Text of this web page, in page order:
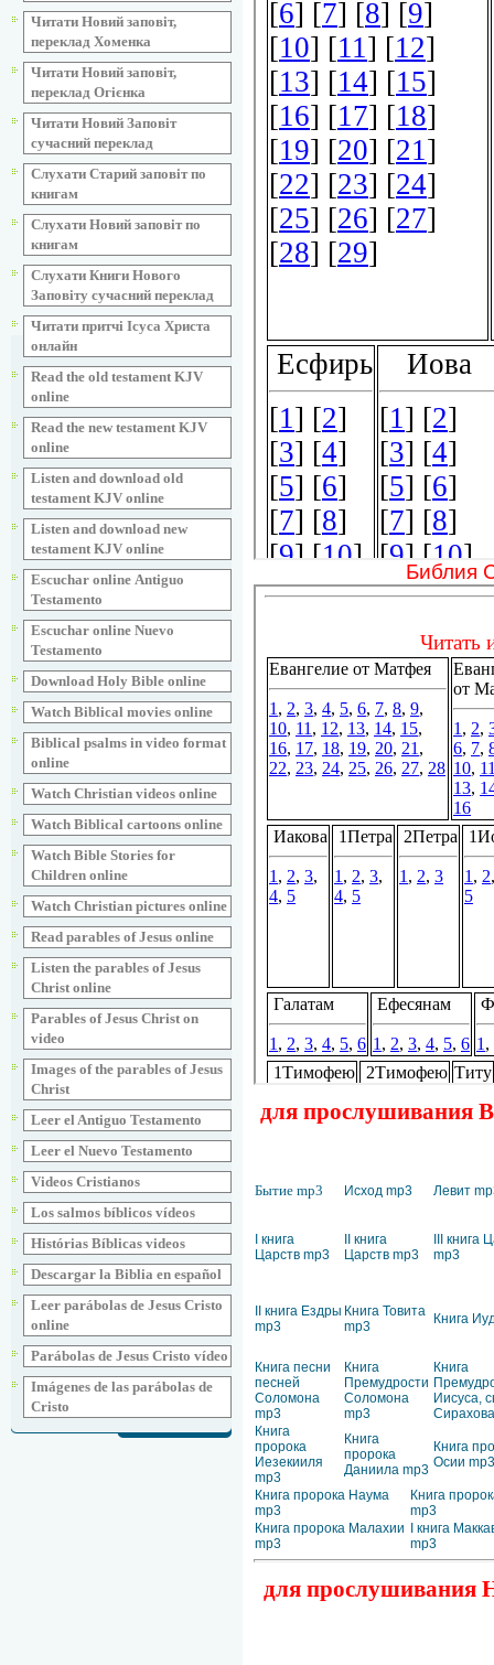
Читати Новий заповіт,
переклад Хоменка
Читати Новий заповіт,
переклад Огієнка
Читати Новий Заповіт
сучасний переклад
Слухати Старий заповіт по
книгам
Слухати Новий заповіт по
книгам
Слухати Книги Нового
Заповіту сучасний переклад
Читати притчі Ісуса Христа
онлайн
Read the old testament KJV
online
Read the new testament KJV
online
Listen and download old
testament KJV online
Listen and download new
testament KJV online
Escuchar online Аntiguo
Testamento
Escuchar online Nuevo
Testamento
Download Holy Bible online
Watch Biblical movies online
Biblical psalms in video format
online
Watch Christian videos online
Watch Biblical cartoons online
Watch Bible Stories for
Children online
Watch Christian pictures online
Read parables of Jesus online
Listen the parables of Jesus
Christ online
Parables of Jesus Christ on
video
Images of the parables of Jesus
Christ
Leer el Antiguo Testamento
Leer el Nuevo Testamento
Videos Cristianos
Los salmos bíblicos vídeos
Histórias Bíblicas videos
Descargar la Biblia en español
Leer parábolas de Jesus Cristo
online
Parábolas de Jesus Cristo vídeo
Imágenes de las parábolas de
Cristo
Библия
для прослушивания
Бытие mp3 Исход mp3 Левит
I книга
Царств mp3
II книга
Царств mp3
III книга
mp3
II книга Ездры
mp3
Книга Товита
mp3
Книга
Книга песни
песней
Соломона
mp3
Книга
Премудрости
Соломона
mp3
Книга
Иисуса,
Книга
пророка
Иезекииля
mp3
Книга
пророка
Даниила mp3
Книга
Осии mp3
Книга пророка Наума
mp3
Книга
mp3
Книга пророка Малахии
mp3
I книга
mp3
для прослушивания